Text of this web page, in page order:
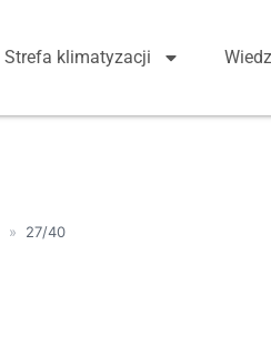
Strefa klimatyzacji
» 27/40